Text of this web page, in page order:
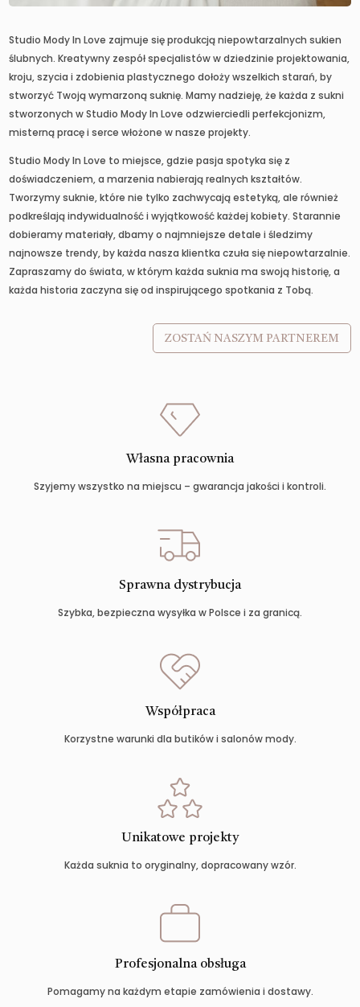
Studio Mody In Love zajmuje się produkcją niepowtarzalnych sukien
ślubnych. Kreatywny zespół specjalistów w dziedzinie projektowania,
kroju, szycia i zdobienia plastycznego dołoży wszelkich starań, by
stworzyć Twoją wymarzoną suknię. Mamy nadzieję, że każda z sukni
stworzonych w Studio Mody In Love odzwierciedli perfekcjonizm,
misterną pracę i serce włożone w nasze projekty.
Studio Mody In Love to miejsce, gdzie pasja spotyka się z
doświadczeniem, a marzenia nabierają realnych kształtów.
Tworzymy suknie, które nie tylko zachwycają estetyką, ale również
podkreślają indywidualność i wyjątkowość każdej kobiety. Starannie
dobieramy materiały, dbamy o najmniejsze detale i śledzimy
najnowsze trendy, by każda nasza klientka czuła się niepowtarzalnie.
Zapraszamy do świata, w którym każda suknia ma swoją historię, a
każda historia zaczyna się od inspirującego spotkania z Tobą.
ZOSTAŃ NASZYM PARTNEREM
Własna pracownia
Szyjemy wszystko na miejscu – gwarancja jakości i kontroli.
Sprawna dystrybucja
Szybka, bezpieczna wysyłka w Polsce i za granicą.
Współpraca
Korzystne warunki dla butików i salonów mody.
Unikatowe projekty
Każda suknia to oryginalny, dopracowany wzór.
Profesjonalna obsługa
Pomagamy na każdym etapie zamówienia i dostawy.